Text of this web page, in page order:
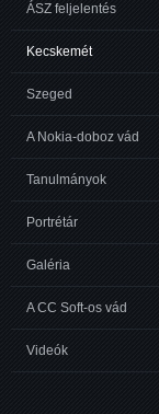
ÁSZ feljelentés
Kecskemét
Szeged
A Nokia-doboz vád
Tanulmányok
Portrétár
Galéria
A CC Soft-os vád
Videók